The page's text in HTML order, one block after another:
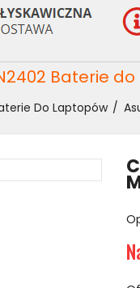
Baterie
Do Laptopów